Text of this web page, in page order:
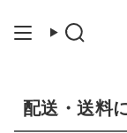
検
配送・送料